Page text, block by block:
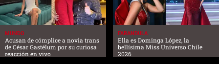
MUNDO
Acusan de cómplice a novia trans
de César Gastélum por su curiosa
reacción en vivo
FARANDULA
Ella es Dominga López, la
bellísima Miss Universo Chile
2026